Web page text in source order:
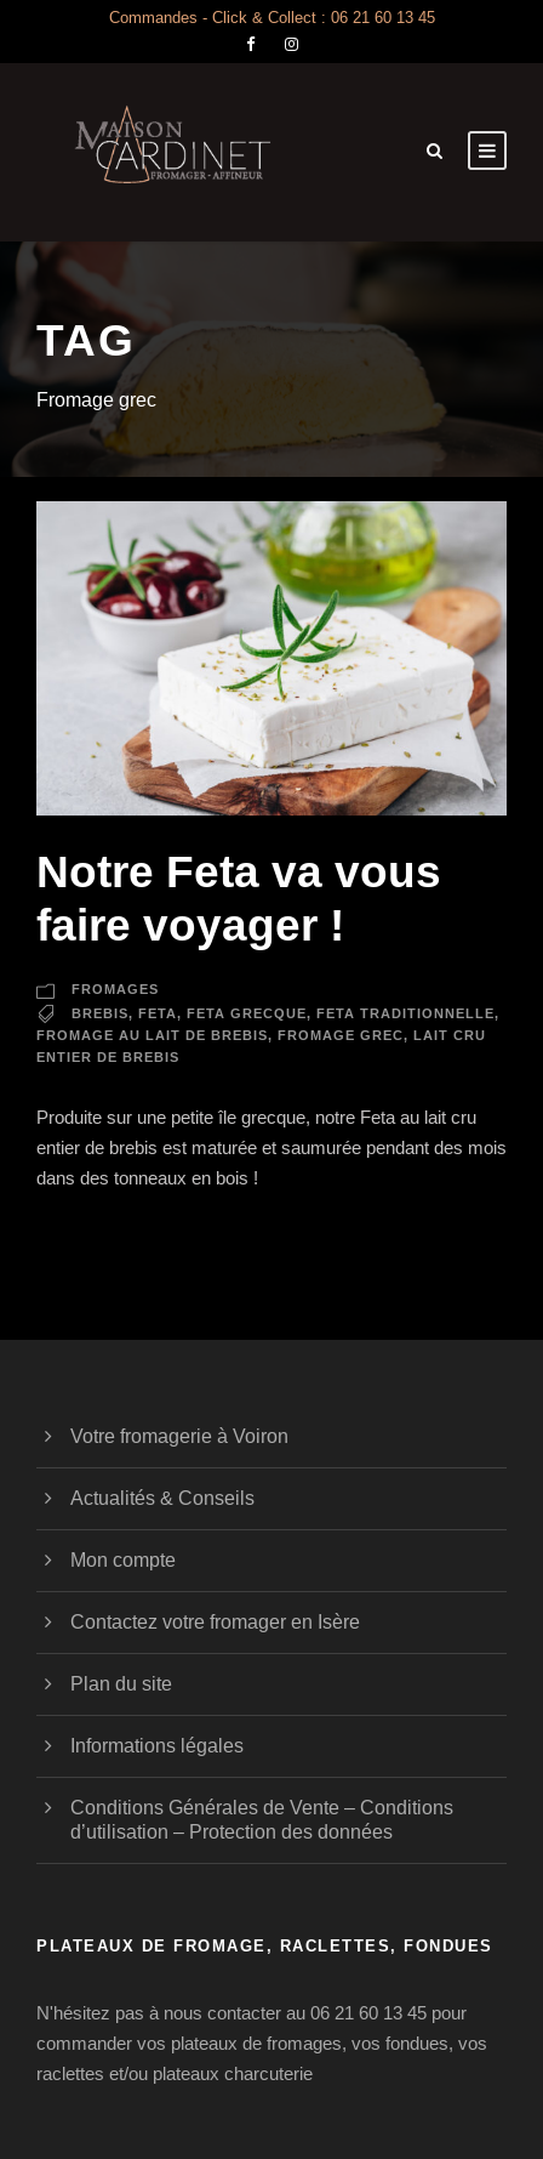
Commandes - Click & Collect : 06 21 60 13 45
TAG
Fromage grec
Notre Feta va vous
faire voyager !
FROMAGES
BREBIS, FETA, FETA GRECQUE, FETA TRADITIONNELLE,
FROMAGE AU LAIT DE BREBIS, FROMAGE GREC, LAIT CRU
ENTIER DE BREBIS
Produite sur une petite île grecque, notre Feta au lait cru
entier de brebis est maturée et saumurée pendant des mois
dans des tonneaux en bois !
Votre fromagerie à Voiron
Actualités & Conseils
Mon compte
Contactez votre fromager en Isère
Plan du site
Informations légales
Conditions Générales de Vente – Conditions
d’utilisation – Protection des données
PLATEAUX DE FROMAGE, RACLETTES, FONDUES
N'hésitez pas à nous contacter au 06 21 60 13 45 pour
commander vos plateaux de fromages, vos fondues, vos
raclettes et/ou plateaux charcuterie